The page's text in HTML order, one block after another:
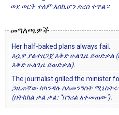
ወደ ወርቅ ቀለም እስኪሆን ድረስ ቀጥል።
መግለጫዎች
Her half-baked plans always fail.
እሷዋ ያልተዘጋጀ እቅድ ሁልጊዜ ይወድቃል
እቅድ ሁልጊዜ ይወድቃል).
The journalist grilled the minister
ጋዜጠኛው ስካንዳሉ ስለመንግስት
(በትክክል ቃል ቃል: "‘በግሪል አቀመጠው’).